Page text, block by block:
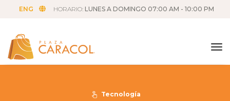
ENG HORARIO: LUNES A DOMINGO 07:00 AM - 10:00 PM
Tecnología